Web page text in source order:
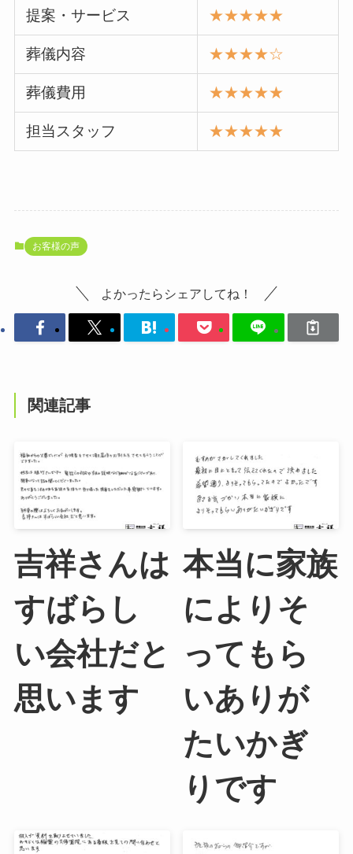
提案・サービス ★★★★★
葬儀内容 ★★★★☆
葬儀費用 ★★★★★
担当スタッフ ★★★★★
お客様の声
よかったらシェアしてね！
関連記事
吉祥さんは
すばらし
い会社だと
思います
本当に家族
によりそ
ってもら
いありが
たいかぎ
りです